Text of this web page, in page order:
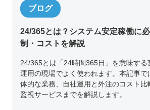
ブログ
24/365とは？システム安定稼働に
制・コストを解説
24/365とは「24時間365日」を意味する
運用の現場でよく使われます。本記事で
体的な業務、自社運用と外注のコスト比
監視サービスまでを解説します。